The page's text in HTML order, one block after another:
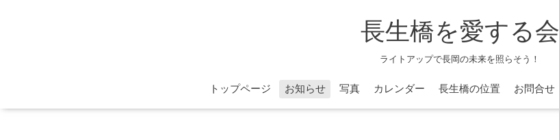
長生橋を愛する会
ライトアップで長岡の未来を照らそう！
トップページ お知らせ 写真 カレンダー 長生橋の位置 お問合せ